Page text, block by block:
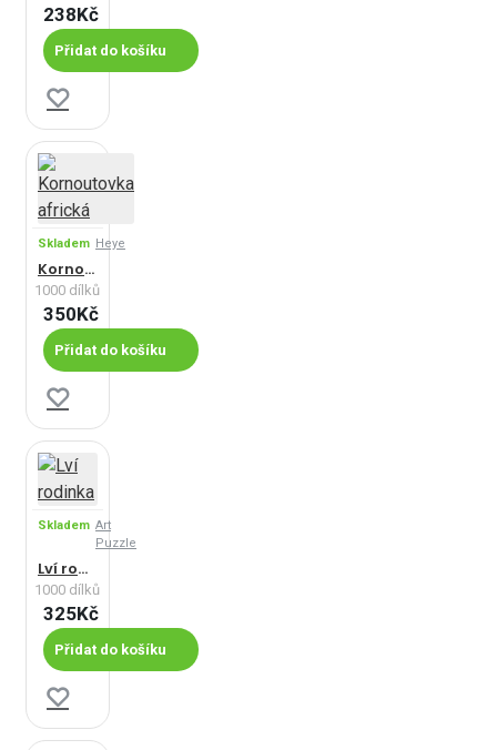
238Kč
Přidat do košíku
Skladem Heye
Kornoutovka africká
1000 dílků
350Kč
Přidat do košíku
Skladem Art
Puzzle
Lví rodinka
1000 dílků
325Kč
Přidat do košíku